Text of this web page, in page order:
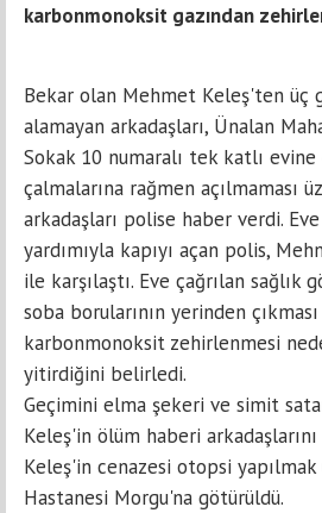
karbonmonoksit gazından
Bekar olan Mehmet Keleş'ten üç
alamayan arkadaşları, Ünalan
Sokak 10 numaralı tek katlı evine
çalmalarına rağmen açılmaması
arkadaşları polise haber verdi.
yardımıyla kapıyı açan polis,
ile karşılaştı. Eve çağrılan sağlık
soba borularının yerinden
karbonmonoksit zehirlenmesi
yitirdiğini belirledi.
Geçimini elma şekeri ve simit
Keleş'in ölüm haberi
Keleş'in cenazesi otopsi
Hastanesi Morgu'na götürüldü.